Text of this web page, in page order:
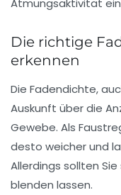
Atmungsaktivität
Die richtige
erkennen
Die Fadendichte,
Auskunft über die
Gewebe. Als
desto weicher und
Allerdings sollten
blenden lassen.